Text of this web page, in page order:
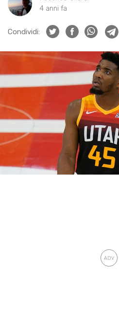
4 anni fa
Condividi: